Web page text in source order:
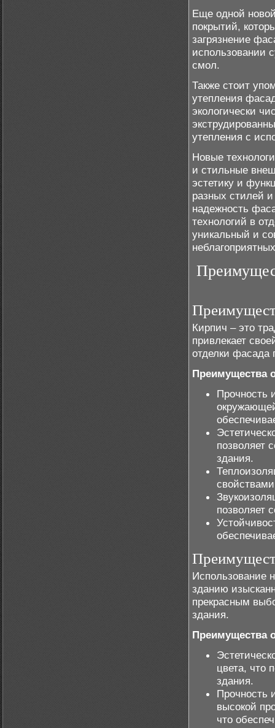
Еще одной
покрытий,
загрязнение
использовании
смол.
Также стоит
утепления
экологически
утепления с
Новые
и стильные
эстетику и
разных стилей
надежность
технологий в
уникальный и
Кирпич – это
привлекает
отделки фасада
Преимущества
Прочность
позволяет
здания.
позволяет
Использование
зданию
прекрасным
здания.
Преимущества
цвета, что
здания.
Прочность
высокой
что